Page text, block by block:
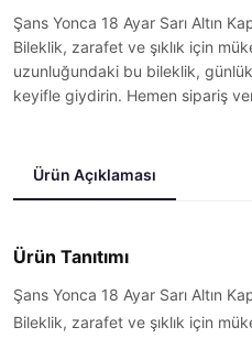
Şans Yonca 18 Ayar Sarı Altın
Bileklik, zarafet ve şıklık için
uzunluğundaki bu bileklik,
keyifle giydirin. Hemen sipariş
Ürün Açıklaması
Ürün Tanıtımı
Şans Yonca 18 Ayar Sarı Altın
Bileklik, zarafet ve şıklık için